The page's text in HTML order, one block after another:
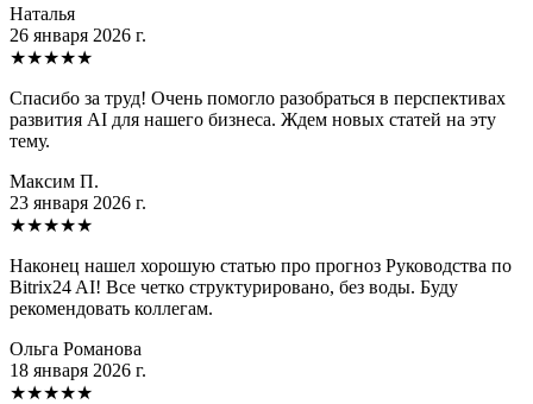
Наталья
26 января 2026 г.
★★★★★
Спасибо за труд! Очень помогло разобраться в перспективах
развития AI для нашего бизнеса. Ждем новых статей на эту
тему.
Максим П.
23 января 2026 г.
★★★★★
Наконец нашел хорошую статью про прогноз Руководства по
Bitrix24 AI! Все четко структурировано, без воды. Буду
рекомендовать коллегам.
Ольга Романова
18 января 2026 г.
★★★★★